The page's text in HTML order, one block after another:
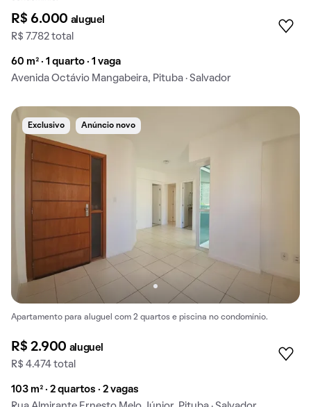
R$ 6.000 aluguel
R$ 7.782 total
60 m² · 1 quarto · 1 vaga
Avenida Octávio Mangabeira, Pituba · Salvador
Exclusivo Anúncio novo
Apartamento para aluguel com 2 quartos e piscina no condomínio.
R$ 2.900 aluguel
R$ 4.474 total
103 m² · 2 quartos · 2 vagas